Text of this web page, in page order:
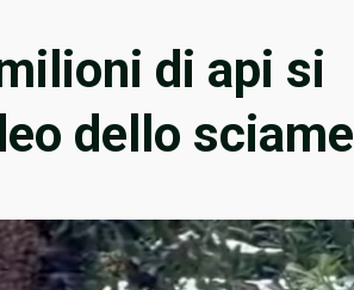
di api si
dello sciame